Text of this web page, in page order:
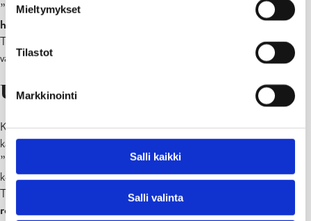
Mieltymykset
Tilastot
Markkinointi
Salli kaikki
Salli valinta
” On mukavaa työskennellä ulkona, mutta täytyy ottaa
huomioon sekä lämpö että sade
Toinen mainitsee, kuinka tärkeää on pukeutua sään mukaan ja olla
valmis nopeisiin säämuutoksiin.
Uusia taitoja
Kesätyö on tuonut paitsi käytännön kokemusta, myös uutta tietoa
kasveista ja kaupungin toiminnasta.
” Olen oppinut, miten eri kasveja hoidetaan
kesätyöntekijä.
Toinen sanoo: ”
Olen saanut paremman käsityksen siitä, miten
roskat tulee kerätä